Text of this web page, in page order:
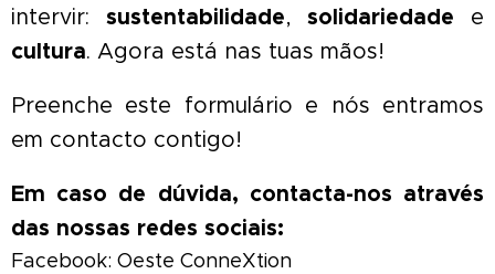
intervir: sustentabilidade,solidariedade e
cultura. Agora está nas tuas mãos!
Preenche este formulário e nós entramos
em contacto contigo!
Em caso de dúvida, contacta-nos através
das nossas redes sociais:
Facebook: Oeste ConneXtion